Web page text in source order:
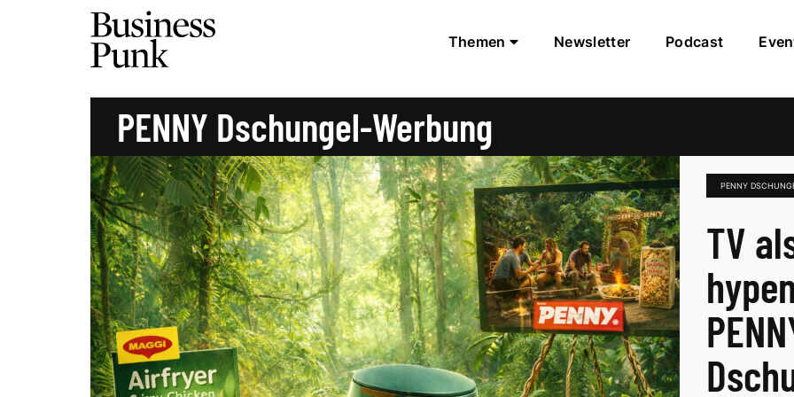
Themen Newsletter Podcast
PENNY Dschungel-Werbung
PENNY
TV